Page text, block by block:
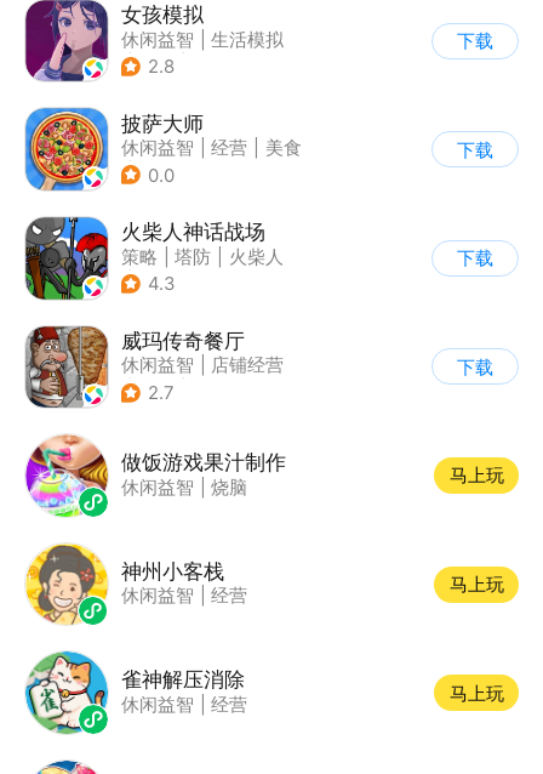
女孩模拟
休闲益智
生活模拟
| 校园
2.8
下载
披萨大师
休闲益智 经营
美食
| 清新
0.0
下载
火柴人神话战场
策略 塔防
火柴人
| 休闲益智
4.3
下载
威玛传奇餐厅
休闲益智
店铺经营
| 美食
2.7
下载
做饭游戏果汁制作
休闲益智 烧脑
马上玩
神州小客栈
休闲益智 经营
马上玩
雀神解压消除
休闲益智 经营
马上玩